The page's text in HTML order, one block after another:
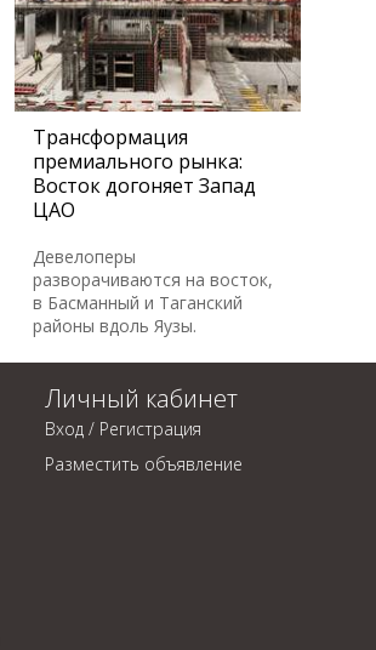
Трансформация
премиального рынка:
Восток догоняет Запад
ЦАО
Девелоперы
разворачиваются на восток,
в Басманный и Таганский
районы вдоль Яузы.
Личный кабинет
Вход / Регистрация
Разместить объявление